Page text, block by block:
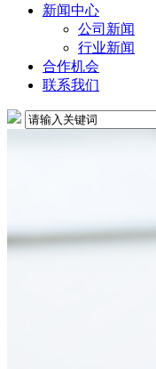
新闻中心
公司新闻
行业新闻
合作机会
联系我们